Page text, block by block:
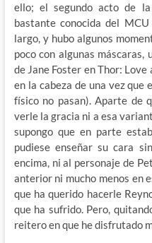
ello; el segundo acto de
bastante conocida del
largo, y hubo algunos
poco con algunas máscaras,
de Jane Foster en Thor:
en la cabeza de una vez que
físico no pasan). Aparte de
verle la gracia ni a esa
supongo que en parte
pudiese enseñar su cara
encima, ni al personaje de
anterior ni mucho menos en
que ha querido hacerle
que ha sufrido. Pero,
reitero en que he disfrutado